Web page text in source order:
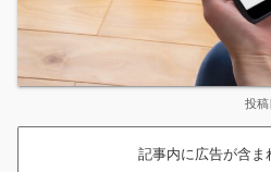
記事内に広告が含ま